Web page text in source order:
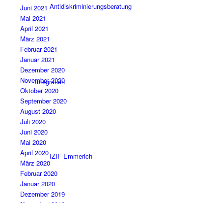
Antidiskriminierungsberatung
Integration
IZIF-Emmerich
Juni 2021
Mai 2021
April 2021
März 2021
Februar 2021
Januar 2021
Dezember 2020
November 2020
Oktober 2020
September 2020
August 2020
Juli 2020
Juni 2020
Mai 2020
April 2020
März 2020
Februar 2020
Januar 2020
Dezember 2019